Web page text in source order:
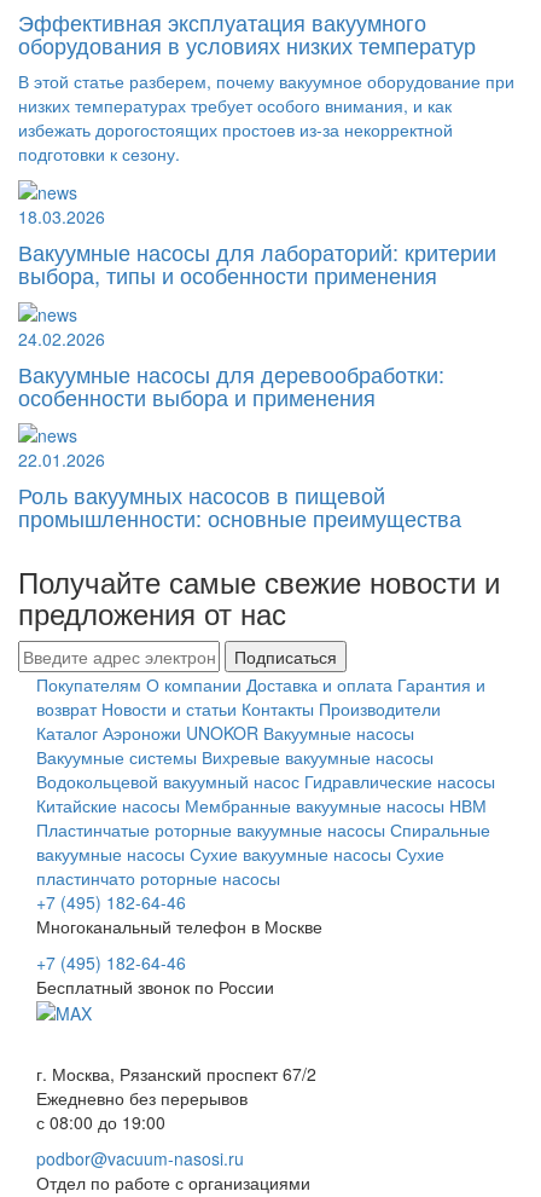
Эффективная эксплуатация вакуумного
оборудования в условиях низких температур
В этой статье разберем, почему вакуумное оборудование при
низких температурах требует особого внимания, и как
избежать дорогостоящих простоев из-за некорректной
подготовки к сезону.
18.03.2026
Вакуумные насосы для лабораторий: критерии
выбора, типы и особенности применения
24.02.2026
Вакуумные насосы для деревообработки:
особенности выбора и применения
22.01.2026
Роль вакуумных насосов в пищевой
промышленности: основные преимущества
Получайте самые свежие новости и
предложения от нас
Подписаться
Покупателям О компании Доставка и оплата Гарантия и
возврат Новости и статьи Контакты Производители
Каталог Аэроножи UNOKOR Вакуумные насосы
Вакуумные системы Вихревые вакуумные насосы
Водокольцевой вакуумный насос Гидравлические насосы
Китайские насосы Мембранные вакуумные насосы НВМ
Пластинчатые роторные вакуумные насосы Спиральные
вакуумные насосы Сухие вакуумные насосы Сухие
пластинчато роторные насосы
+7 (495) 182-64-46
Многоканальный телефон в Москве
+7 (495) 182-64-46
Бесплатный звонок по России
г. Москва, Рязанский проспект 67/2
Ежедневно без перерывов
с 08:00 до 19:00
podbor@vacuum-nasosi.ru
Отдел по работе с организациями